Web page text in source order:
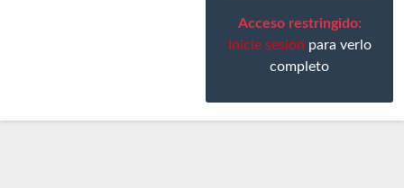
Acceso restringido:
Inicie sesión para verlo
completo